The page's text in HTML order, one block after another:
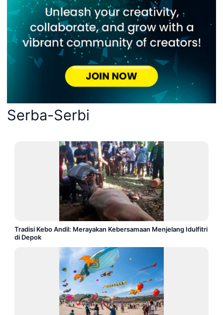
Serba-Serbi
Tradisi Kebo Andil: Merayakan Kebersamaan Menjelang Idulfitri
di Depok